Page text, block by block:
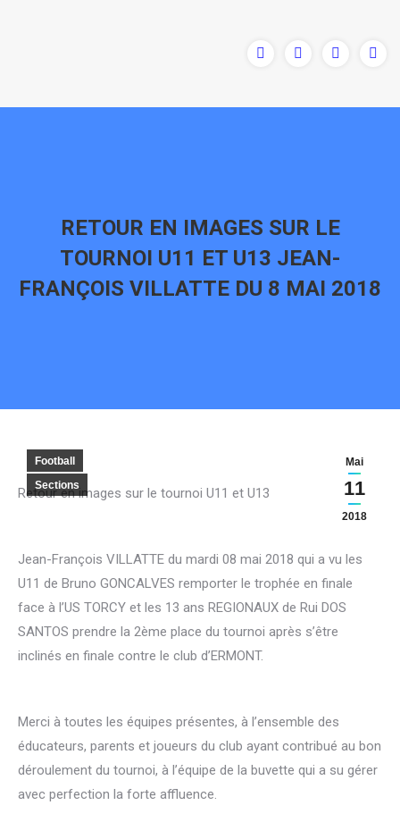
RETOUR EN IMAGES SUR LE
TOURNOI U11 ET U13 JEAN-
FRANÇOIS VILLATTE DU 8 MAI 2018
Mai
11
2018
Football
Sections
Retour en images sur le tournoi U11 et U13
Jean-François VILLATTE du mardi 08 mai 2018 qui a vu les
U11 de Bruno GONCALVES remporter le trophée en finale
face à l’US TORCY et les 13 ans REGIONAUX de Rui DOS
SANTOS prendre la 2ème place du tournoi après s’être
inclinés en finale contre le club d’ERMONT.
Merci à toutes les équipes présentes, à l’ensemble des
éducateurs, parents et joueurs du club ayant contribué au bon
déroulement du tournoi, à l’équipe de la buvette qui a su gérer
avec perfection la forte affluence.